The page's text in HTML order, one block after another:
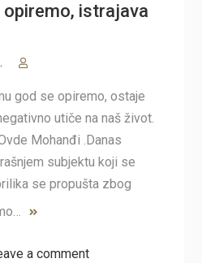
opiremo, istrajava
god se opiremo, ostaje
utiče na naš život.
Mohanđi .Danas
subjektu koji se
se propušta zbog
a comment